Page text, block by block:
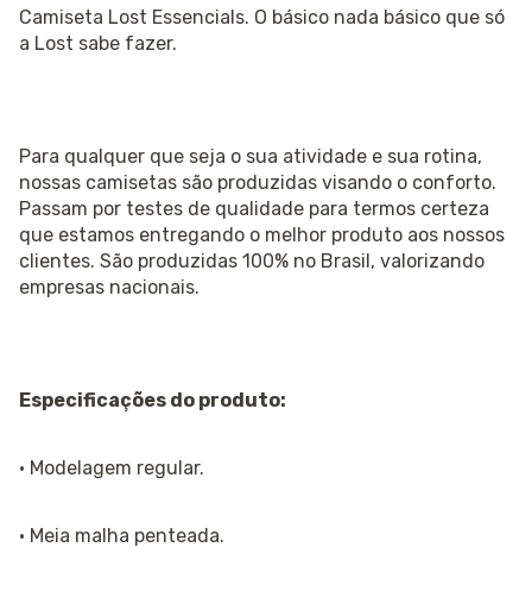
Camiseta Lost Essencials. O básico nada básico que só
a Lost sabe fazer.
Para qualquer que seja o sua atividade e sua rotina,
nossas camisetas são produzidas visando o conforto.
Passam por testes de qualidade para termos certeza
que estamos entregando o melhor produto aos nossos
clientes. São produzidas 100% no Brasil, valorizando
empresas nacionais.
Especificações do produto:
· Modelagem regular.
· Meia malha penteada.